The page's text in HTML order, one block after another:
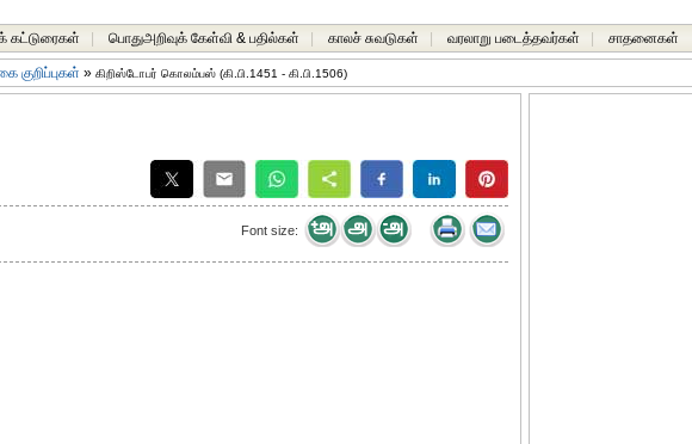
கட்டுரைகள் பொதுஅறிவுக் கேள்வி & பதில்கள் காலச் சுவடுகள் வரலாறு படைத்தவர்கள் சாதனைகள்‎
குறிப்புகள் » கிறிஸ்டோபர் கொலம்பஸ் (கி.பி.1451 - கி.பி.1506)
Font size: